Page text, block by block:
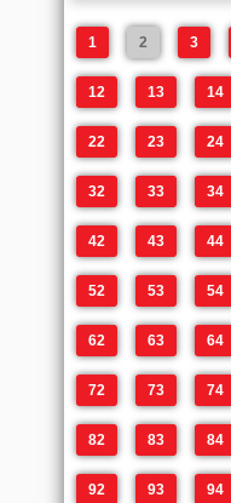
1 2 3
12 13 14
22 23 24
32 33 34
42 43 44
52 53 54
62 63 64
72 73 74
82 83 84
92 93 94